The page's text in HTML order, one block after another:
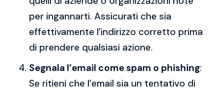
per ingannarti. Assicurati che sia
effettivamente l’indirizzo corretto prima
di prendere qualsiasi azione.
Segnala l’email come spam o phishing:
Se ritieni che l’email sia un tentativo di